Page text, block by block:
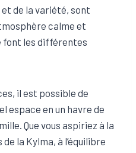
de la variété, sont
calme et
font les différentes
il est possible de
espace en un havre de
Que vous aspiriez à la
la Kylma, à l’équilibre